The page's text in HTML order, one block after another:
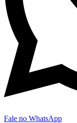
Fale no WhatsApp